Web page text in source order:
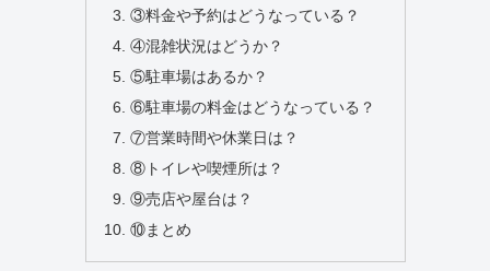
③料金や予約はどうなっている？
④混雑状況はどうか？
⑤駐車場はあるか？
⑥駐車場の料金はどうなっている？
⑦営業時間や休業日は？
⑧トイレや喫煙所は？
⑨売店や屋台は？
⑩まとめ